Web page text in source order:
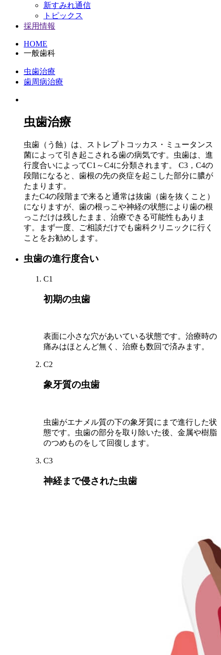
新すみれ通信
トピックス
採用情報
HOME
一般歯科
虫歯治療
歯周病治療
虫歯治療
虫歯（う蝕）は、ストレプトコッカス・ミュータンス
菌によって引き起こされる歯の病気です。虫歯は、進
行度合いによってC1～C4に分類されます。 C3，C4の
段階になると、歯根の先の炎症を起こした部分に膿が
たまります。
またC4の段階まで来ると通常は抜歯（歯を抜くこと）
になりますが、歯の根っこや神経の状態により歯の根
っこだけは残したまま、治療できる可能性もありま
す。まず一度、ご相談だけでも歯科クリニックに行く
ことをお勧めします。
虫歯の進行度合い
C1
初期の虫歯
表面に小さな穴があいている状態です。治療時の
痛みはほとんど無く、治療も数回で済みます。
C2
象牙質の虫歯
虫歯がエナメル質の下の象牙質にまで進行した状
態です。虫歯の部分を取り除いた後、金属や樹脂
のつめものをして回復します。
C3
神経まで侵された虫歯